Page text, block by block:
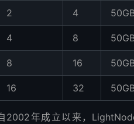
2 4
4 8
8 16
16 32
2002年成立以来，